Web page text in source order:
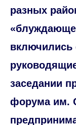
разных
включились
заседании
форума им.